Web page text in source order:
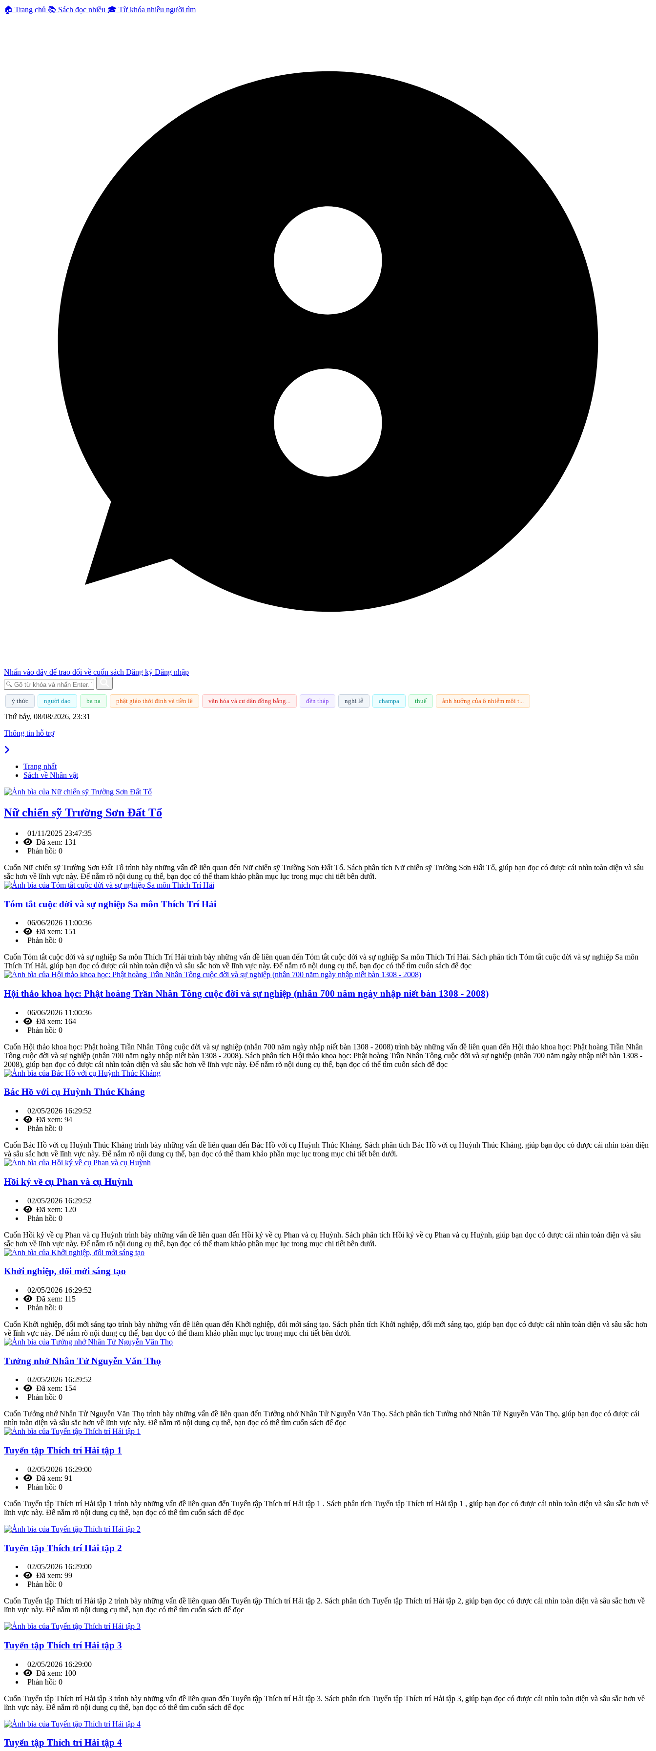
🏠 Trang chủ 📚 Sách đọc nhiều 🎓 Từ khóa nhiều người tìm
Nhấn vào đây để trao đổi về cuốn sách Đăng ký Đăng nhập
ý thức người dao ba na phật giáo thời đinh và tiền lê văn hóa và cư dân đồng bằng... đền tháp nghi lễ champa thuế ảnh hưởng của ô nhiễm môi t...
Thứ bảy, 08/08/2026, 23:31
Thông tin hỗ trợ
Trang nhất
Sách về Nhân vật
Nữ chiến sỹ Trường Sơn Đất Tổ
01/11/2025 23:47:35
Đã xem: 131
Phản hồi: 0
Cuốn Nữ chiến sỹ Trường Sơn Đất Tổ trình bày những vấn đề liên quan đến Nữ chiến sỹ Trường Sơn Đất Tổ. Sách phân tích Nữ chiến sỹ Trường Sơn Đất Tổ, giúp bạn đọc có được cái nhìn toàn diện và sâu
sắc hơn về lĩnh vực này. Để nắm rõ nội dung cụ thể, bạn đọc có thể tham khảo phần mục lục trong mục chi tiết bên dưới.
Tóm tắt cuộc đời và sự nghiệp Sa môn Thích Trí Hải
06/06/2026 11:00:36
Đã xem: 151
Phản hồi: 0
Cuốn Tóm tắt cuộc đời và sự nghiệp Sa môn Thích Trí Hải trình bày những vấn đề liên quan đến Tóm tắt cuộc đời và sự nghiệp Sa môn Thích Trí Hải. Sách phân tích Tóm tắt cuộc đời và sự nghiệp Sa môn
Thích Trí Hải, giúp bạn đọc có được cái nhìn toàn diện và sâu sắc hơn về lĩnh vực này. Để nắm rõ nội dung cụ thể, bạn đọc có thể tìm cuốn sách để đọc
Hội thảo khoa học: Phật hoàng Trần Nhân Tông cuộc đời và sự nghiệp (nhân 700 năm ngày nhập niết bàn 1308 - 2008)
06/06/2026 11:00:36
Đã xem: 164
Phản hồi: 0
Cuốn Hội thảo khoa học: Phật hoàng Trần Nhân Tông cuộc đời và sự nghiệp (nhân 700 năm ngày nhập niết bàn 1308 - 2008) trình bày những vấn đề liên quan đến Hội thảo khoa học: Phật hoàng Trần Nhân
Tông cuộc đời và sự nghiệp (nhân 700 năm ngày nhập niết bàn 1308 - 2008). Sách phân tích Hội thảo khoa học: Phật hoàng Trần Nhân Tông cuộc đời và sự nghiệp (nhân 700 năm ngày nhập niết bàn 1308 -
2008), giúp bạn đọc có được cái nhìn toàn diện và sâu sắc hơn về lĩnh vực này. Để nắm rõ nội dung cụ thể, bạn đọc có thể tìm cuốn sách để đọc
Bác Hồ với cụ Huỳnh Thúc Kháng
02/05/2026 16:29:52
Đã xem: 94
Phản hồi: 0
Cuốn Bác Hồ với cụ Huỳnh Thúc Kháng trình bày những vấn đề liên quan đến Bác Hồ với cụ Huỳnh Thúc Kháng. Sách phân tích Bác Hồ với cụ Huỳnh Thúc Kháng, giúp bạn đọc có được cái nhìn toàn diện
và sâu sắc hơn về lĩnh vực này. Để nắm rõ nội dung cụ thể, bạn đọc có thể tham khảo phần mục lục trong mục chi tiết bên dưới.
Hồi ký về cụ Phan và cụ Huỳnh
02/05/2026 16:29:52
Đã xem: 120
Phản hồi: 0
Cuốn Hồi ký về cụ Phan và cụ Huỳnh trình bày những vấn đề liên quan đến Hồi ký về cụ Phan và cụ Huỳnh. Sách phân tích Hồi ký về cụ Phan và cụ Huỳnh, giúp bạn đọc có được cái nhìn toàn diện và sâu
sắc hơn về lĩnh vực này. Để nắm rõ nội dung cụ thể, bạn đọc có thể tham khảo phần mục lục trong mục chi tiết bên dưới.
Khởi nghiệp, đổi mới sáng tạo
02/05/2026 16:29:52
Đã xem: 115
Phản hồi: 0
Cuốn Khởi nghiệp, đổi mới sáng tạo trình bày những vấn đề liên quan đến Khởi nghiệp, đổi mới sáng tạo. Sách phân tích Khởi nghiệp, đổi mới sáng tạo, giúp bạn đọc có được cái nhìn toàn diện và sâu sắc hơn
về lĩnh vực này. Để nắm rõ nội dung cụ thể, bạn đọc có thể tham khảo phần mục lục trong mục chi tiết bên dưới.
Tưởng nhớ Nhân Tử Nguyễn Văn Thọ
02/05/2026 16:29:52
Đã xem: 154
Phản hồi: 0
Cuốn Tưởng nhớ Nhân Tử Nguyễn Văn Thọ trình bày những vấn đề liên quan đến Tưởng nhớ Nhân Tử Nguyễn Văn Thọ. Sách phân tích Tưởng nhớ Nhân Tử Nguyễn Văn Thọ, giúp bạn đọc có được cái
nhìn toàn diện và sâu sắc hơn về lĩnh vực này. Để nắm rõ nội dung cụ thể, bạn đọc có thể tìm cuốn sách để đọc
Tuyển tập Thích trí Hải tập 1
02/05/2026 16:29:00
Đã xem: 91
Phản hồi: 0
Cuốn Tuyển tập Thích trí Hải tập 1 trình bày những vấn đề liên quan đến Tuyển tập Thích trí Hải tập 1 . Sách phân tích Tuyển tập Thích trí Hải tập 1 , giúp bạn đọc có được cái nhìn toàn diện và sâu sắc hơn về
lĩnh vực này. Để nắm rõ nội dung cụ thể, bạn đọc có thể tìm cuốn sách để đọc
Tuyển tập Thích trí Hải tập 2
02/05/2026 16:29:00
Đã xem: 99
Phản hồi: 0
Cuốn Tuyển tập Thích trí Hải tập 2 trình bày những vấn đề liên quan đến Tuyển tập Thích trí Hải tập 2. Sách phân tích Tuyển tập Thích trí Hải tập 2, giúp bạn đọc có được cái nhìn toàn diện và sâu sắc hơn về
lĩnh vực này. Để nắm rõ nội dung cụ thể, bạn đọc có thể tìm cuốn sách để đọc
Tuyển tập Thích trí Hải tập 3
02/05/2026 16:29:00
Đã xem: 100
Phản hồi: 0
Cuốn Tuyển tập Thích trí Hải tập 3 trình bày những vấn đề liên quan đến Tuyển tập Thích trí Hải tập 3. Sách phân tích Tuyển tập Thích trí Hải tập 3, giúp bạn đọc có được cái nhìn toàn diện và sâu sắc hơn về
lĩnh vực này. Để nắm rõ nội dung cụ thể, bạn đọc có thể tìm cuốn sách để đọc
Tuyển tập Thích trí Hải tập 4